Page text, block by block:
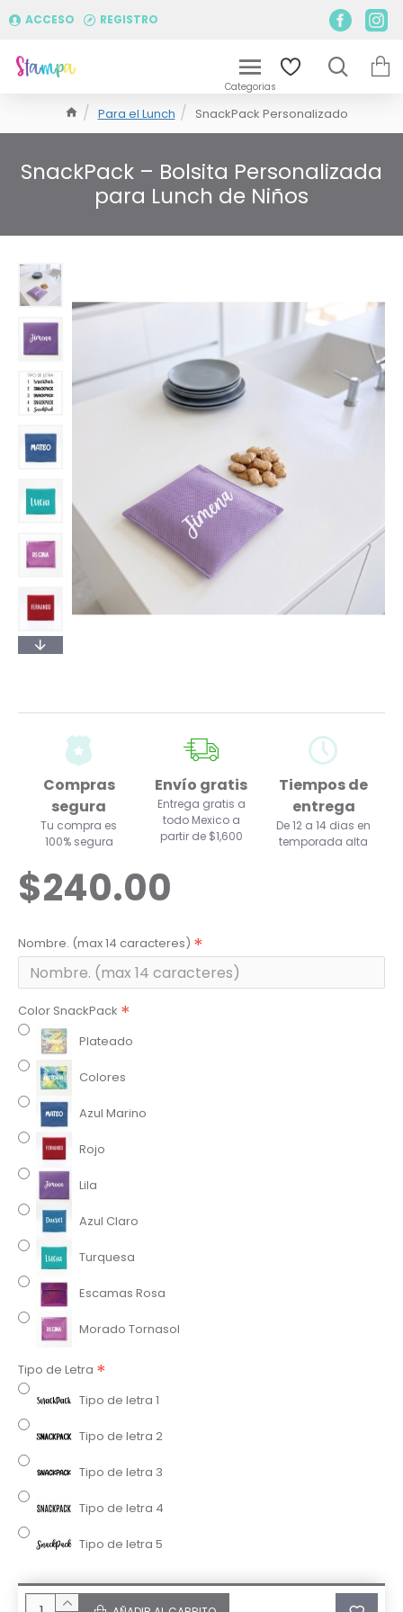
ACCESO REGISTRO
Para el Lunch SnackPack Personalizado
SnackPack – Bolsita Personalizada
para Lunch de Niños
Compras
segura
Tu compra es
100% segura
Envío gratis
Entrega gratis a
todo Mexico a
partir de $1,600
Tiempos de
entrega
De 12 a 14 dias en
temporada alta
$240.00
Nombre. (max 14 caracteres)
Color SnackPack
Plateado
Colores
Azul Marino
Rojo
Lila
Azul Claro
Turquesa
Escamas Rosa
Morado Tornasol
Tipo de Letra
Tipo de letra 1
Tipo de letra 2
Tipo de letra 3
Tipo de letra 4
Tipo de letra 5